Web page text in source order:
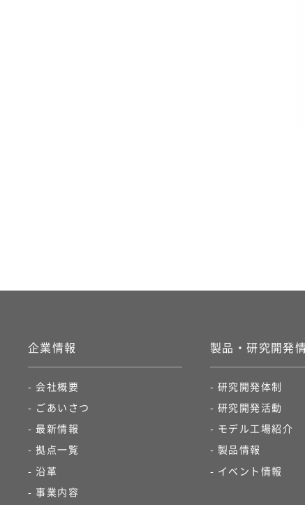
企業情報​
会社概要​
ごあいさつ​
最新情報
拠点一覧​
沿革​
事業内容​
製品・研究開発
研究開発体制​
研究開発活動
モデル工場紹介​
製品情報​
イベント情報​